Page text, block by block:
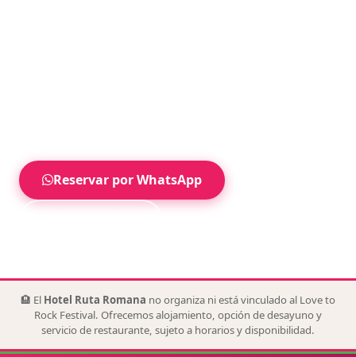
Reservar por WhatsApp
🏨 El Hotel Ruta Romana no organiza ni está vinculado al Love to
Rock Festival. Ofrecemos alojamiento, opción de desayuno y
servicio de restaurante, sujeto a horarios y disponibilidad.